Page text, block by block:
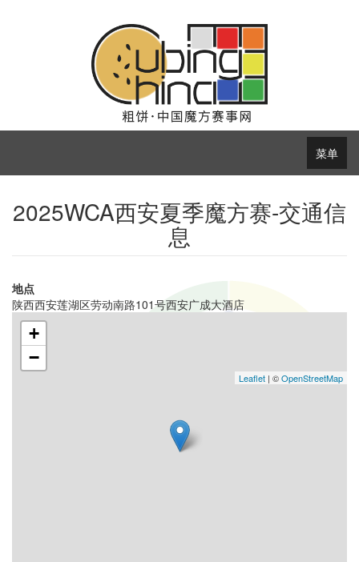
菜单
2025WCA西安夏季魔方赛-交通信
息
地点
陕西西安莲湖区劳动南路101号西安广成大酒店
+
−
Leaflet | ©OpenStreetMap